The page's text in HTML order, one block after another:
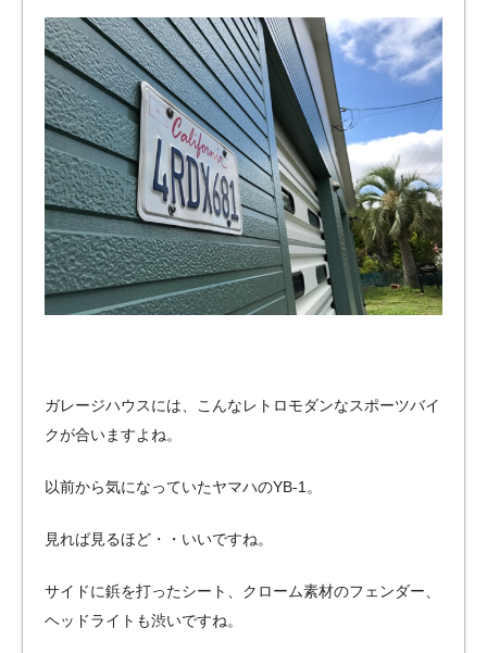
ガレージハウスには、こんなレトロモダンなスポーツバイ
クが合いますよね。
以前から気になっていたヤマハのYB-1。
見れば見るほど・・いいですね。
サイドに鋲を打ったシート、クローム素材のフェンダー、
ヘッドライトも渋いですね。